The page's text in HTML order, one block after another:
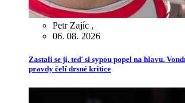
Petr Zajíc ,
06. 08. 2026
Zastali se jí, teď si sypou popel na hlavu.
pravdy čelí drsné kritice